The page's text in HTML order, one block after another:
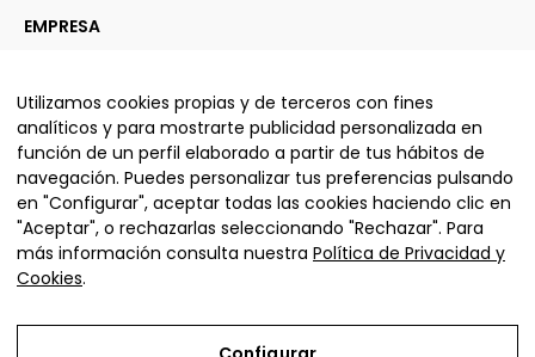
EMPRESA
OTROS SERVICIOS Y PRODUCTOS
ALJUMA MUEBLES, S.L. © La nube sofás 2025 - Todos los
derechos reservados.
Utilizamos cookies propias y de terceros con fines
analíticos y para mostrarte publicidad personalizada en
función de un perfil elaborado a partir de tus hábitos de
navegación. Puedes personalizar tus preferencias pulsando
en "Configurar", aceptar todas las cookies haciendo clic en
"Aceptar", o rechazarlas seleccionando "Rechazar". Para
más información consulta nuestra Política de Privacidad y
Cookies.